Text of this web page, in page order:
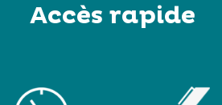
Accès rapide